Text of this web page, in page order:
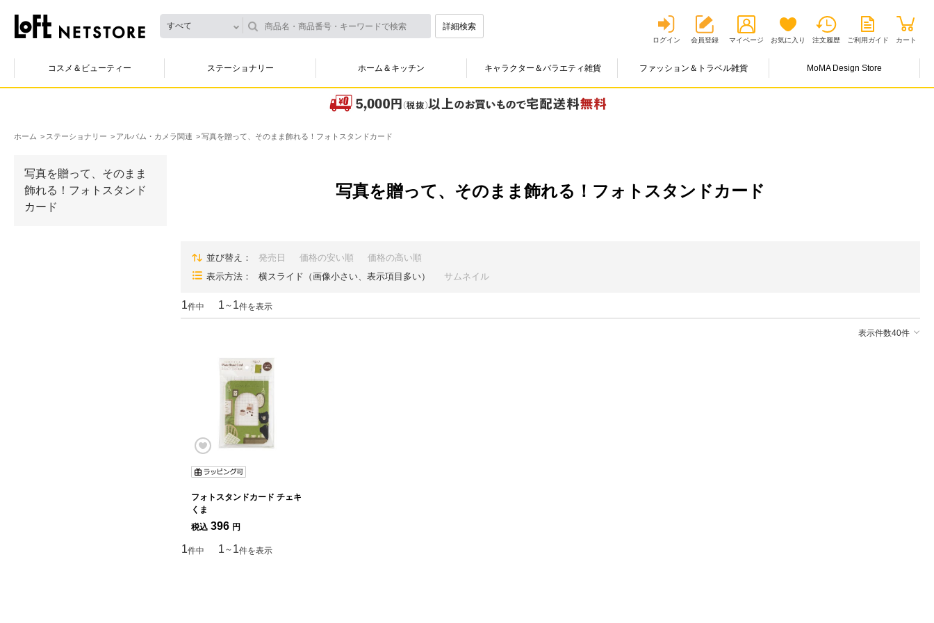
すべて 詳細検索
ログイン 会員登録 マイページ お気に入り 注文履歴 ご利用ガイド カート
コスメ＆ビューティー ステーショナリー ホーム＆キッチン キャラクター＆バラエティ雑貨 ファッション＆トラベル雑貨 MoMA Design Store
ホーム ステーショナリー アルバム・カメラ関連 写真を贈って、そのまま飾れる！フォトスタンドカード
写真を贈って、そのまま
飾れる！フォトスタンド
カード
写真を贈って、そのまま飾れる！フォトスタンドカード
並び替え 発売日 価格の安い順
価格の高い順
表示方法
横スライド（画像小さい、表示項目多い） サムネイル
1件中 1 ～ 1件を表示
表示件数40件
フォトスタンドカード チェキ
くま
税込 396 円
1件中 1 ～ 1件を表示